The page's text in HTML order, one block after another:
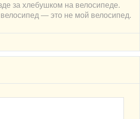
за хлебушком на велосипеде.
— это не мой велосипед.